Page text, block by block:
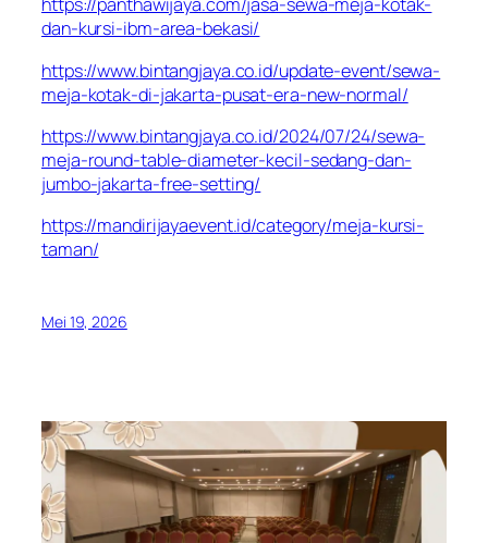
dan-kursi-ibm-area-bekasi/
https://www.bintangjaya.co.id/update-event/sewa-
meja-kotak-di-jakarta-pusat-era-new-normal/
https://www.bintangjaya.co.id/2024/07/24/sewa-
meja-round-table-diameter-kecil-sedang-dan-
jumbo-jakarta-free-setting/
https://mandirijayaevent.id/category/meja-kursi-
taman/
Mei 19, 2026